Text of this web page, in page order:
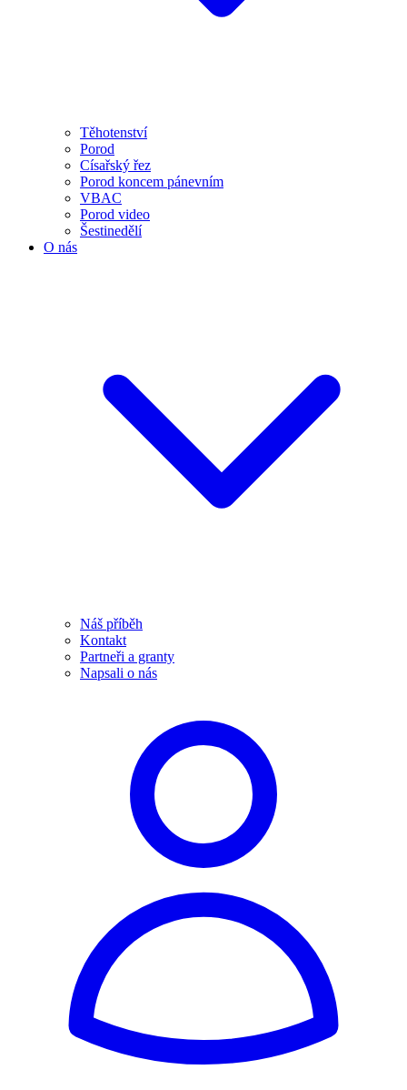
Těhotenství
Porod
Císařský řez
Porod koncem pánevním
VBAC
Porod video
Šestinedělí
O nás
Náš příběh
Kontakt
Partneři a granty
Napsali o nás